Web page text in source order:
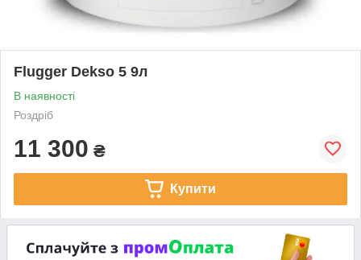
Flugger Dekso 5 9л
В наявності
Роздріб
11 300 ₴
Купити